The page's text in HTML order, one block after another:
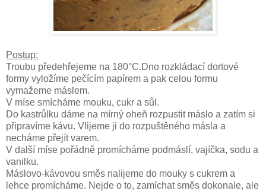
Postup:
Troubu předehřejeme na 180°C.Dno rozkládací dortové
formy vyložíme pečícím papírem a pak celou formu
vymažeme máslem.
V míse smícháme mouku, cukr a sůl.
Do kastrůlku dáme na mírný oheň rozpustit máslo a zatím si
připravíme kávu. Vlijeme ji do rozpuštěného másla a
necháme přejít varem.
V další míse pořádně promícháme podmáslí, vajíčka, sodu a
vanilku.
Máslovo-kávovou směs nalijeme do mouky s cukrem a
lehce promícháme. Nejde o to, zamíchat směs dokonale, ale